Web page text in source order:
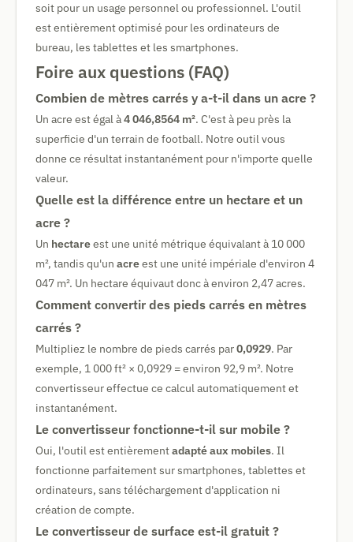
soit pour un usage personnel ou professionnel. L'outil
est entièrement optimisé pour les ordinateurs de
bureau, les tablettes et les smartphones.
Foire aux questions (FAQ)
Combien de mètres carrés y a-t-il dans un acre ?
Un acre est égal à4 046,8564 m². C'est à peu près la
superficie d'un terrain de football. Notre outil vous
donne ce résultat instantanément pour n'importe quelle
valeur.
Quelle est la différence entre un hectare et un
acre ?
Un hectareest une unité métrique équivalant à 10 000
m², tandis qu'un acreest une unité impériale d'environ 4
047 m². Un hectare équivaut donc à environ 2,47 acres.
Comment convertir des pieds carrés en mètres
carrés ?
Multipliez le nombre de pieds carrés par0,0929. Par
exemple, 1 000 ft² × 0,0929 = environ 92,9 m². Notre
convertisseur effectue ce calcul automatiquement et
instantanément.
Le convertisseur fonctionne-t-il sur mobile ?
Oui, l'outil est entièrementadapté aux mobiles. Il
fonctionne parfaitement sur smartphones, tablettes et
ordinateurs, sans téléchargement d'application ni
création de compte.
Le convertisseur de surface est-il gratuit ?